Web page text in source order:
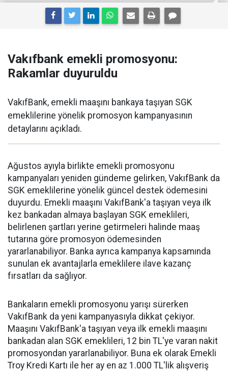
Vakıfbank emekli promosyonu:
Rakamlar duyuruldu
VakıfBank, emekli maaşını bankaya taşıyan SGK
emeklilerine yönelik promosyon kampanyasının
detaylarını açıkladı.
Ağustos ayıyla birlikte emekli promosyonu
kampanyaları yeniden gündeme gelirken, VakıfBank da
SGK emeklilerine yönelik güncel destek ödemesini
duyurdu. Emekli maaşını VakıfBank'a taşıyan veya ilk
kez bankadan almaya başlayan SGK emeklileri,
belirlenen şartları yerine getirmeleri halinde maaş
tutarına göre promosyon ödemesinden
yararlanabiliyor. Banka ayrıca kampanya kapsamında
sunulan ek avantajlarla emeklilere ilave kazanç
fırsatları da sağlıyor.
Bankaların emekli promosyonu yarışı sürerken
VakıfBank da yeni kampanyasıyla dikkat çekiyor.
Maaşını VakıfBank'a taşıyan veya ilk emekli maaşını
bankadan alan SGK emeklileri, 12 bin TL'ye varan nakit
promosyondan yararlanabiliyor. Buna ek olarak Emekli
Troy Kredi Kartı ile her ay en az 1.000 TL'lik alışveriş